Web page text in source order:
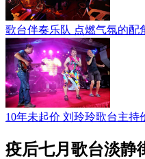
歌台伴奏乐队 点燃气氛的配
10年未起价 刘玲玲歌台主持
疫后七月歌台淡静